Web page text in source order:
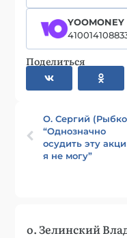
YOOMONEY
Поделиться
О. Сергий
“Однозначно
осудить эту
я не могу”
о. Зелинский